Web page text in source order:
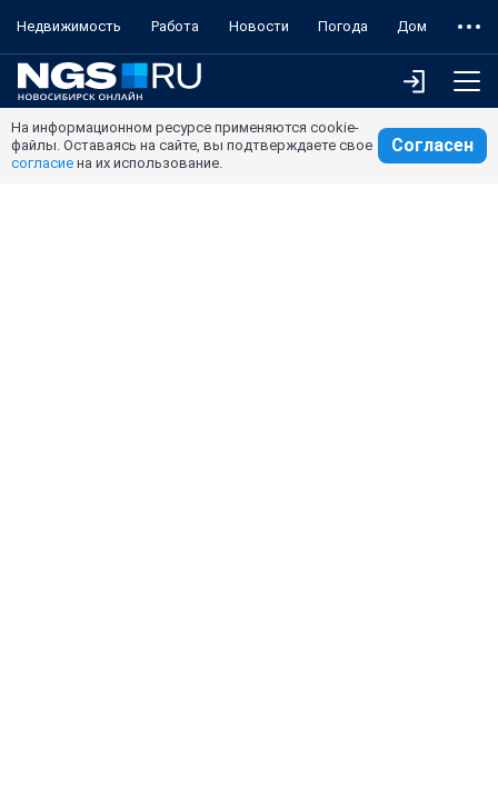
Недвижимость Работа Новости Погода Дом
На информационном ресурсе применяются cookie-
файлы. Оставаясь на сайте, вы подтверждаете свое
согласие на их использование.
Согласен